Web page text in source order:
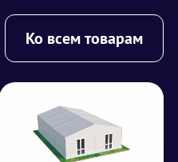
Ко всем товарам